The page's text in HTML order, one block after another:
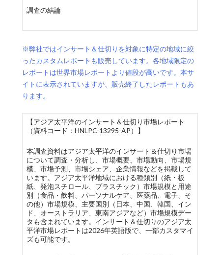
調査の結論
※弊社ではインサート＆仕切りを対象に特定の地域に絞
ったカスタムレポートも販売しています。各地域限定の
レポートは世界市場レポートより値段が高いです。本サ
イトに表示されていますが、販売終了したレポートもあ
ります。
【アジア太平洋のインサート＆仕切り市場レポート
（資料コード：HNLPC-13295-AP）】
本調査資料はアジア太平洋のインサート＆仕切り市場
について調査・分析し、市場概要、市場動向、市場規
模、市場予測、市場シェア、企業情報などを掲載して
います。アジア太平洋地域における種類別（紙・板
紙、発泡スチロール、プラスチック）市場規模と用途
別（食品・飲料、パーソナルケア、医薬品、電子、そ
の他）市場規模、主要国別（日本、中国、韓国、イン
ド、オーストラリア、東南アジアなど）市場規模デー
タも含まれています。インサート＆仕切りのアジア太
平洋市場レポートは2026年英語版で、一部カスタマイ
ズも可能です。